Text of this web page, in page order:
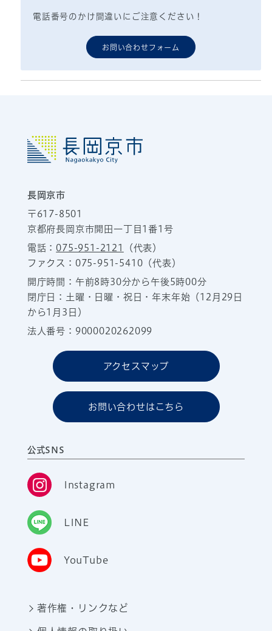
電話番号のかけ間違いにご注意ください！
お問い合わせフォーム
長岡京市
〒617-8501
京都府長岡京市開田一丁目1番1号
電話：075-951-2121
（代表）
ファクス：075-951-5410（代表）
開庁時間：午前8時30分から午後5時00分
閉庁日：土曜・日曜・祝日・年末年始（12月29日
から1月3日）
法人番号：9000020262099
アクセスマップ
お問い合わせはこちら
公式SNS
Instagram
LINE
YouTube
著作権・リンクなど